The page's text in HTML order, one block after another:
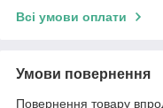
Всі умови оплати
Умови повернення
Повернення товару